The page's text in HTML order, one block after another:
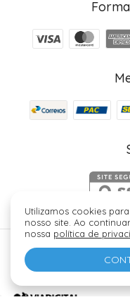
Utilizamos cookies
nosso site. Ao
nossa política de
Júlia Fez
2026 -